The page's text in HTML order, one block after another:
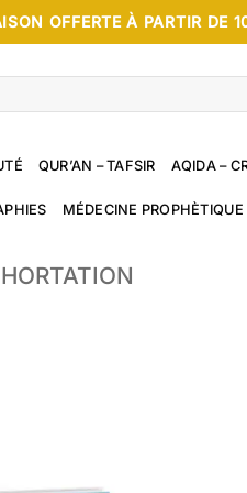
OFFERTE À PARTIR DE
QUR’AN – TAFSIR AQIDA –
MÉDECINE PROPHÈTIQUE